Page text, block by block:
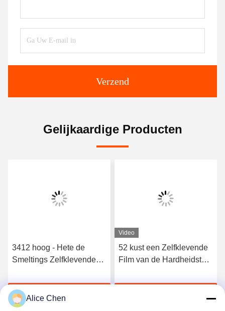
Verzend
Gelijkaardige Producten
3412 hoog - Hete de
Smeltings Zelfklevende
Elastische Polyurethaan
Krijg Beste Prijs
Video
52 kust een Zelfklevende
Film van de Hardheidstpu
Naadloos Ondergoed
Alice Chen